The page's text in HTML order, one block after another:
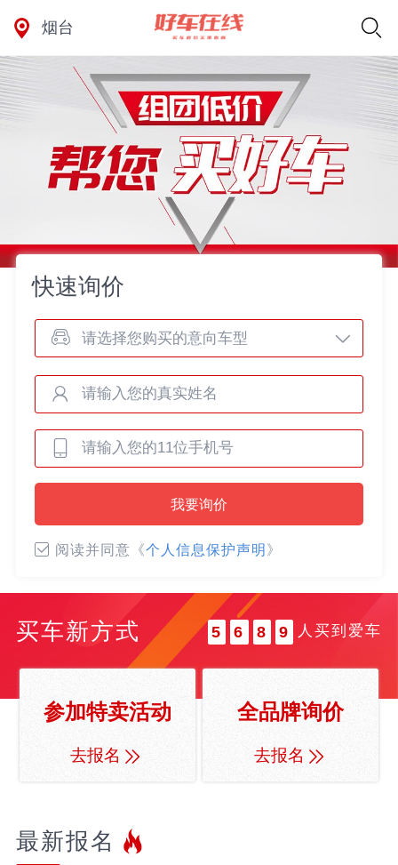
烟台
快速询价
我要询价
阅读并同意《个人信息保护声明 》
买车新方式
0
2
4
5
0
3
5
6
9
0
2
5
8
1
3
9
人买到爱车
参加特卖活动
去报名
全品牌询价
去报名
最新报名
杨先生 182*****2624